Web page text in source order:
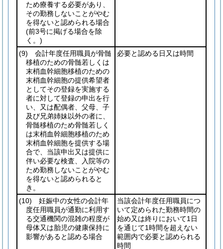
ため療養する必要があり、
その勤務しないことがやむ
を得ないと認められる場合
(前3号に掲げる場合を除
く。)
(9) 会計年度任用職員が骨髄
移植のための骨髄若しくは
末梢血幹細胞移植のための
末梢血幹細胞の提供希望者
としてその登録を実施する
者に対して登録の申出を行
い、又は配偶者、父母、子
及び兄弟姉妹以外の者に、
骨髄移植のため骨髄若しく
は末梢血幹細胞移植のため
末梢血幹細胞を提供する場
合で、当該申出又は提供に
伴い必要な検査、入院等の
ため勤務しないことがやむ
を得ないと認められると
き。
必要と認める日又は時間
(10) 妊娠中の女性の会計年
度任用職員が通勤に利用す
る交通機関の混雑の程度が
母体又は胎児の健康保持に
影響があると認める場合
当該会計年度任用職員につ
いて定められた勤務時間の
始め又は終りにおいて1日
を通じて1時間を超えない
範囲内で必要と認められる
時間